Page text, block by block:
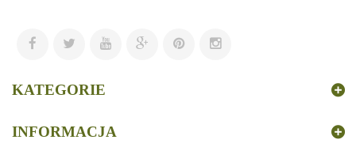
KATEGORIE
INFORMACJA